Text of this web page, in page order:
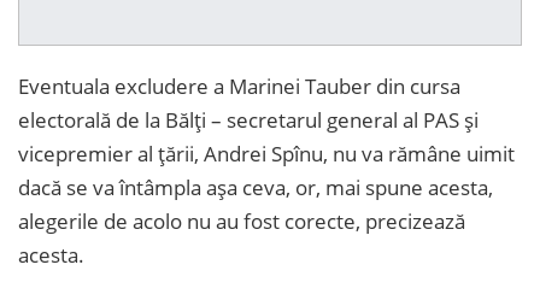
Eventuala excludere a Marinei Tauber din cursa
electorală de la Bălți – secretarul general al PAS și
vicepremier al țării, Andrei Spînu, nu va rămâne uimit
dacă se va întâmpla așa ceva, or, mai spune acesta,
alegerile de acolo nu au fost corecte, precizează
acesta.